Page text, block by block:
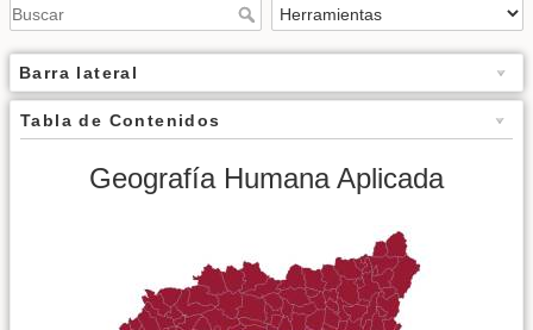
Barra lateral
Tabla de Contenidos
Geografía Humana Aplicada